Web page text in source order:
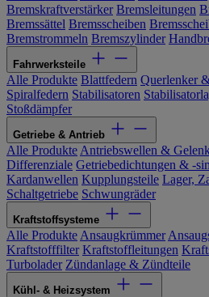
Bremskraftverstärker Bremsleitungen
Bremssättel Bremsscheiben
Bremstrommeln Bremszylinder
Fahrwerksteile
Alle Produkte Blattfedern Querlenker
Spiralfedern Stabilisatoren
Stoßdämpfer
Getriebe & Antrieb
Alle Produkte Antriebswellen &
Differenziale Getriebedichtungen & -
Kardanwellen Kupplungsteile Lager,
Schaltgetriebe Schwungräder
Kraftstoffsysteme
Alle Produkte Ansaugkrümmer
Kraftstofffilter Kraftstoffleitungen
Turbolader Zündanlage & Zündteile
Kühl- & Heizsystem